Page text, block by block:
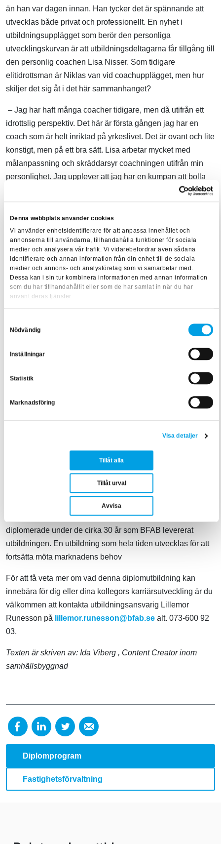
Denna webbplats använder cookies
Vi använder enhetsidentifierare för att anpassa innehållet och
annonserna till användarna, tillhandahålla funktioner för sociala
medier och analysera vår trafik. Vi vidarebefordrar även sådana
identifierare och annan information från din enhet till de sociala
medier och annons- och analysföretag som vi samarbetar med.
Dessa kan i sin tur kombinera informationen med annan information
som du har tillhandahållit eller som de har samlat in när du har
använt deras tjänster.
Nödvändig
Inställningar
Statistik
Marknadsföring
Visa detaljer
Tillåt alla
Tillåt urval
Avvisa
än han var dagen innan. Han tycker det är spännande att
utvecklas både privat och professionellt. En nyhet i
utbildningsupplägget som berör den personliga
utvecklingskurvan är att utbildningsdeltagarna får tillgång till
den personlig coachen Lisa Nisser. Som tidigare
elitidrottsman är Niklas van vid coachupplägget, men hur
skiljer det sig åt i det här sammanhanget?
– Jag har haft många coacher tidigare, men då utifrån ett
idrottslig perspektiv. Det här är första gången jag har en
coach som är helt inriktad på yrkeslivet. Det är ovant och lite
konstigt, men på ett bra sätt. Lisa arbetar mycket med
målanpassning och skräddarsyr coachningen utifrån min
personlighet. Jag upplever att jag har en kumpan att bolla
med längs vägen som hjälper mig framåt. Det känns
jättebra!
Tryck skapar diamanter
Niklas säger att han erkänner att han hade lite fjärilar i
magen innan utbildningen började. När intervjun sker är
första blocket avklarat några veckor tidigare och han ser
ivrigt fram emot det andra blocket.
– Det här känns verkligen helt rätt. Utifrån mina upplevelser
yrkespersoner som har varit med och t.ex. grundat AFF-
avtalen och verkligen själva arbetat med det de föreläser
– Den här möjligheten är värd
Det är rätt steg i rätt
riktning vid rätt tidpunkt. Det värsta man kan göra är att
blicka tillbaka och ångra att man inte tog steget. Jag är fullt
tufft, men tryck skapar diamanter!
Diplomerad fastighetsförvaltare – Kvalificerad
är en av de mest välrenommerade
utbildningarna i branschen. Över 2 000 personer har blivit
diplomerade under de cirka 30 år som BFAB levererat
utbildningen. En utbildning som hela tiden utvecklas för att
fortsätta möta marknadens behov
För att få veta mer om vad denna diplomutbildning kan
innebära för dig eller dina kollegors karriärsutveckling är du
välkommen att kontakta utbildningsansvarig Lillemor
Runesson på lillemor.runesson@bfab.se alt. 073-600 92
03.
Texten är skriven av: Ida Viberg , Content Creator inom
samhällsbyggnad
Diplomprogram
Fastighetsförvaltning